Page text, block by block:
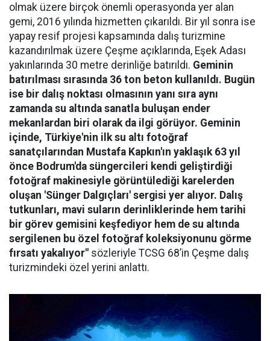
olmak üzere birçok önemli operasyonda yer alan
gemi, 2016 yılında hizmetten çıkarıldı. Bir yıl sonra ise
yapay resif projesi kapsamında dalış turizmine
kazandırılmak üzere Çeşme açıklarında, Eşek Adası
yakınlarında 30 metre derinliğe batırıldı. Geminin
batırılması sırasında 36 ton beton kullanıldı. Bugün
ise bir dalış noktası olmasının yanı sıra aynı
zamanda su altında sanatla buluşan ender
mekanlardan biri olarak da ilgi görüyor. Geminin
içinde, Türkiye'nin ilk su altı fotoğraf
sanatçılarından Mustafa Kapkın'ın yaklaşık 63 yıl
önce Bodrum'da süngercileri kendi geliştirdiği
fotoğraf makinesiyle görüntülediği karelerden
oluşan 'Sünger Dalgıçları' sergisi yer alıyor. Dalış
tutkunları, mavi suların derinliklerinde hem tarihi
bir görev gemisini keşfediyor hem de su altında
sergilenen bu özel fotoğraf koleksiyonunu görme
fırsatı yakalıyor" sözleriyle TCSG 68’in Çeşme dalış
turizmindeki özel yerini anlattı.